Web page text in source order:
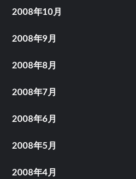
2008年10月
2008年9月
2008年8月
2008年7月
2008年6月
2008年5月
2008年4月